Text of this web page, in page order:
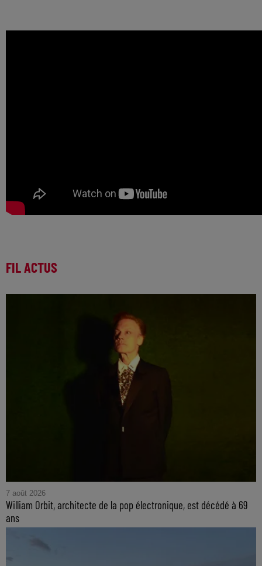
FIL ACTUS
7 août 2026
William Orbit, architecte de la pop électronique, est décédé à 69
ans